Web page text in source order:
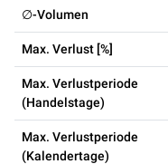
∅-Volumen
Max. Verlust [%]
Max. Verlustperiode
(Handelstage)
Max. Verlustperiode
(Kalendertage)